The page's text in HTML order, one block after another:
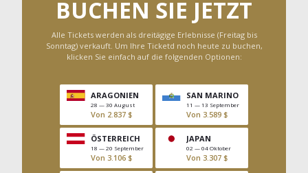
BUCHEN SIE JETZT
Alle Tickets werden als dreitägige Erlebnisse (Freitag bis
Sonntag) verkauft. Um Ihre Ticketd noch heute zu buchen,
klicken Sie einfach auf die folgenden Optionen:
ARAGONIEN
28 — 30 August
Von 2.837 $
SAN MARINO
11 — 13 September
Von 3.589 $
EmptyÖSTERREICH
18 — 20 September
Von 3.106 $
JAPAN
02 — 04 Oktober
Von 3.307 $